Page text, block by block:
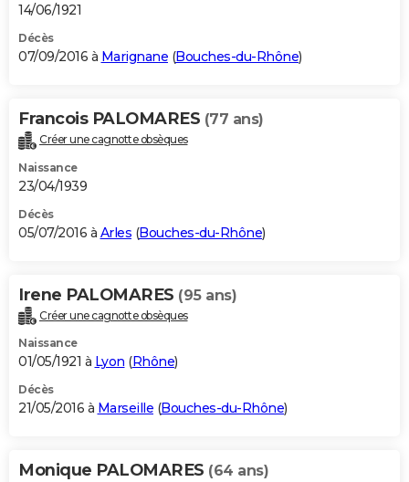
14/06/1921
Décès
07/09/2016 à Marignane (Bouches-du-Rhône)
Francois PALOMARES (77 ans)
Créer une cagnotte obsèques
Naissance
23/04/1939
Décès
05/07/2016 à Arles (Bouches-du-Rhône)
Irene PALOMARES (95 ans)
Créer une cagnotte obsèques
Naissance
01/05/1921 à Lyon (Rhône)
Décès
21/05/2016 à Marseille (Bouches-du-Rhône)
Monique PALOMARES (64 ans)